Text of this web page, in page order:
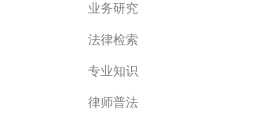
业务研究
法律检索
专业知识
律师普法